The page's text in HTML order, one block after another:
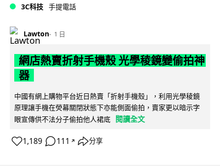
3C科技 手提電話
Lawton 1 日
網店熱賣折射手機殼 光學稜鏡變偷拍神
器
中國有網上購物平台近日熱賣「折射手機殼」，利用光學稜鏡
原理讓手機在熒幕關閉狀態下亦能側面偷拍，賣家更以暗示字
眼宣傳供不法分子偷拍他人裙底
閱讀全文
1,189 111 ↗ 分享